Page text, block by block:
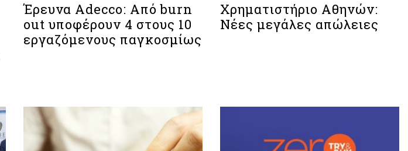
Έρευνα Adecco: Από burn
out υποφέρουν 4 στους 10
εργαζόμενους παγκοσμίως
Χρηματιστήριο Aθηνών:
Νέες μεγάλες απώλειες